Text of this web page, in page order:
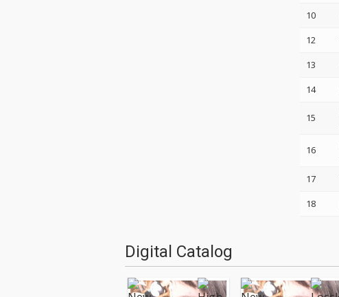
10
12
13
14
15
16
17
18
Digital Catalog